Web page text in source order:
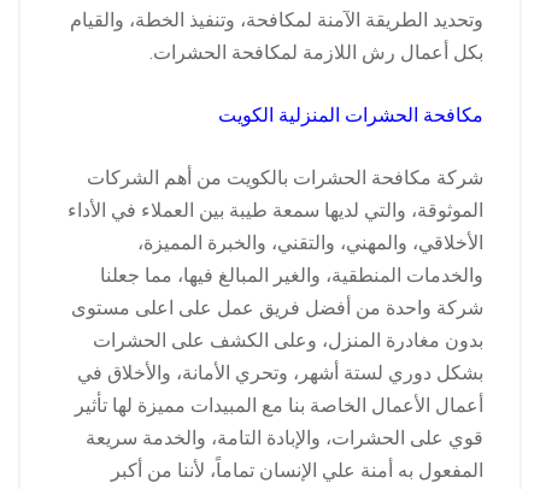
وتحديد الطريقة الآمنة لمكافحة، وتنفيذ الخطة، والقيام
بكل أعمال رش اللازمة لمكافحة الحشرات.
مكافحة الحشرات المنزلية الكويت
شركة مكافحة الحشرات بالكويت من أهم الشركات
الموثوقة، والتي لديها سمعة طيبة بين العملاء في الأداء
الأخلاقي، والمهني، والتقني، والخبرة المميزة،
والخدمات المنطقية، والغير المبالغ فيها، مما جعلنا
شركة واحدة من أفضل فريق عمل على اعلى مستوى
بدون مغادرة المنزل، وعلى الكشف على الحشرات
بشكل دوري لستة أشهر، وتحري الأمانة، والأخلاق في
أعمال الأعمال الخاصة بنا مع المبيدات مميزة لها تأثير
قوي على الحشرات، والإبادة التامة، والخدمة سريعة
المفعول به أمنة علي الإنسان تماماً، لأننا من أكبر